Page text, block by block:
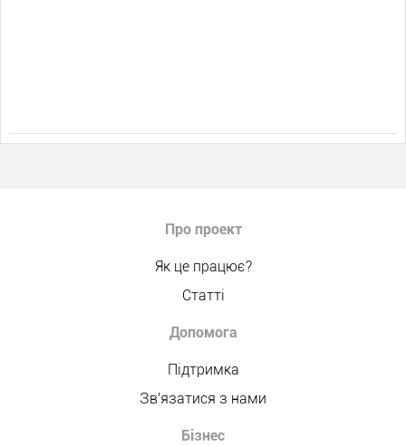
Про проект
Як це працює?
Статті
Допомога
Підтримка
Зв'язатися з нами
Бізнес